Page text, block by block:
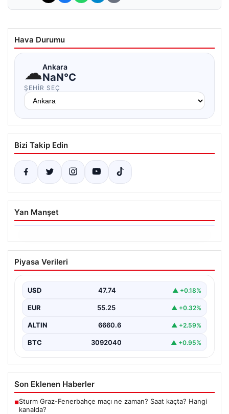
Hava Durumu
☁Ankara
NaN°C
ŞEHIR SEÇ
Bizi Takip Edin
Yan Manşet
06.08.2026
İstanbul Boğazı’ndan Dev Bir Vinç
Geçti: Köprülerin Altından Kulelerini
İstanbul Boğazı'nda eşsiz bir görüntüye sahne olan bu
Piyasa Verileri
USD 47.74 ▲ +0.18%
EUR 55.25 ▲ +0.32%
ALTIN 6660.6 ▲ +2.59%
BTC 3092040 ▲ +0.95%
Son Eklenen Haberler
■Sturm Graz-Fenerbahçe maçı ne zaman? Saat kaçta? Hangi
kanalda?